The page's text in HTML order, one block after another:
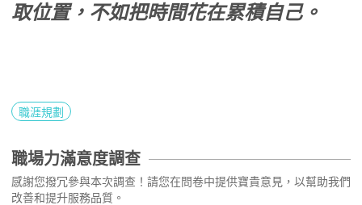
取位置，不如把時間花在累積自己。
職涯規劃
職場力滿意度調查
感謝您撥冗參與本次調查！請您在問卷中提供寶貴意見，以幫助我們
改善和提升服務品質。